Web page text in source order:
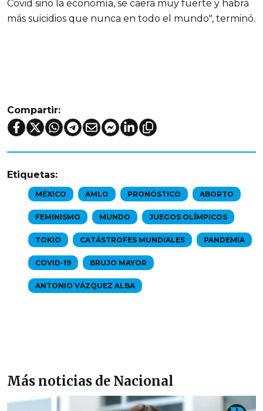
Covid sino la economía, se caerá muy fuerte y habrá
más suicidios que nunca en todo el mundo", terminó.
Compartir:
Etiquetas:
MÉXICO AMLO PRONÓSTICO ABORTO
FEMINISMO MUNDO JUEGOS OLÍMPICOS
TOKIO CATÁSTROFES MUNDIALES PANDEMIA
COVID-19 BRUJO MAYOR
ANTONIO VÁZQUEZ ALBA
Más noticias de Nacional